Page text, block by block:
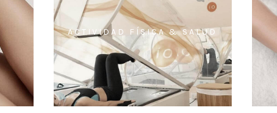
ACTIVIDAD FÍSICA & SALUD